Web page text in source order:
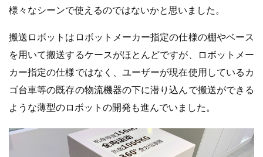
様々なシーンで使えるのではないかと思いました。
搬送ロボットはロボットメーカー指定の仕様の棚やベース
を用いて搬送するケースがほとんどですが、ロボットメー
カー指定の仕様ではなく、ユーザーが現在使用しているカ
ゴ台車等の既存の物流機器の下に潜り込んで搬送ができる
ような薄型のロボットの開発も進んでいました。